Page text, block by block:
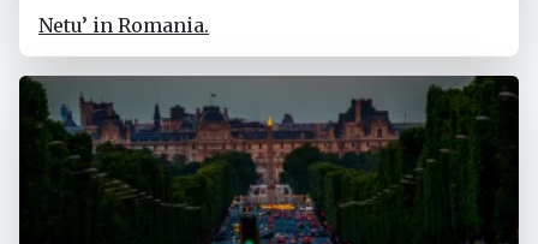
Netu’ in Romania.